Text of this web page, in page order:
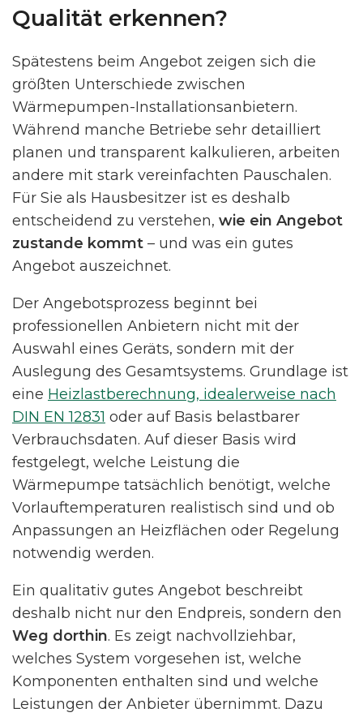
Qualität erkennen?
Spätestens beim Angebot zeigen sich die
größten Unterschiede zwischen
Wärmepumpen-Installationsanbietern.
Während manche Betriebe sehr detailliert
planen und transparent kalkulieren, arbeiten
andere mit stark vereinfachten Pauschalen.
Für Sie als Hausbesitzer ist es deshalb
entscheidend zu verstehen, wie ein Angebot
zustande kommt – und was ein gutes
Angebot auszeichnet.
Der Angebotsprozess beginnt bei
professionellen Anbietern nicht mit der
Auswahl eines Geräts, sondern mit der
Auslegung des Gesamtsystems. Grundlage ist
eine Heizlastberechnung, idealerweise nach
DIN EN 12831 oder auf Basis belastbarer
Verbrauchsdaten. Auf dieser Basis wird
festgelegt, welche Leistung die
Wärmepumpe tatsächlich benötigt, welche
Vorlauftemperaturen realistisch sind und ob
Anpassungen an Heizflächen oder Regelung
notwendig werden.
Ein qualitativ gutes Angebot beschreibt
deshalb nicht nur den Endpreis, sondern den
Weg dorthin. Es zeigt nachvollziehbar,
welches System vorgesehen ist, welche
Komponenten enthalten sind und welche
Leistungen der Anbieter übernimmt. Dazu